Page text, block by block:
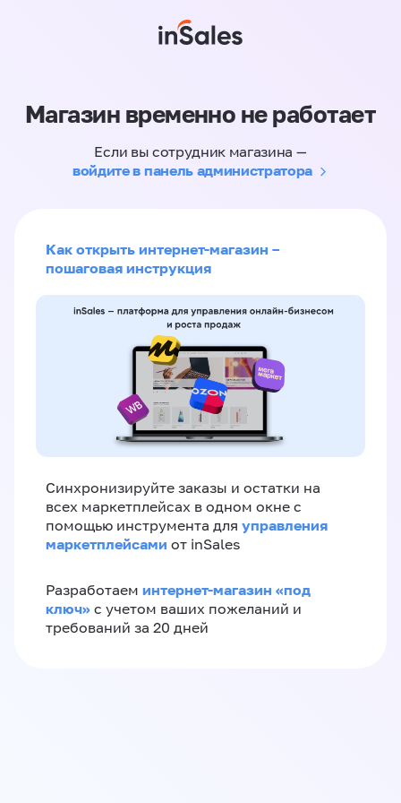
Магазин временно не работает
Если вы сотрудник магазина —
войдите в панель администратора
Как открыть интернет-магазин –
пошаговая инструкция
Синхронизируйте заказы и остатки на
всех маркетплейсах в одном окне с
помощью инструмента для управления
маркетплейсами от inSales
Разработаем интернет-магазин «‎под
ключ»‎ с учетом ваших пожеланий и
требований за 20 дней